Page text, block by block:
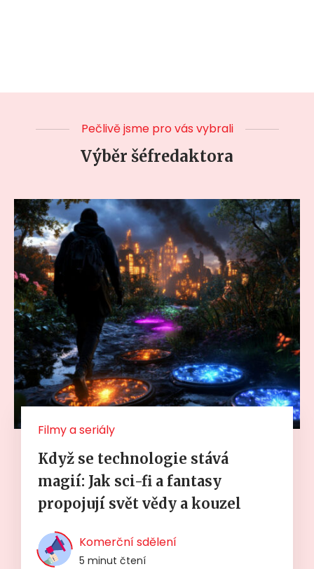
Pečlivě jsme pro vás vybrali
Výběr šéfredaktora
Filmy a seriály
Když se technologie stává
magií: Jak sci-fi a fantasy
propojují svět vědy a kouzel
Komerční sdělení
5 minut čtení